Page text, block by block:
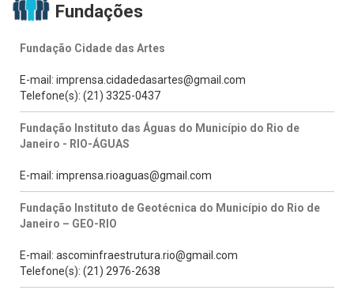
Fundações
Fundação Cidade das Artes
E-mail: imprensa.cidadedasartes@gmail.com
Telefone(s): (21) 3325-0437
Fundação Instituto das Águas do Município do Rio de
Janeiro - RIO-ÁGUAS
E-mail: imprensa.rioaguas@gmail.com
Fundação Instituto de Geotécnica do Município do Rio de
Janeiro – GEO-RIO
E-mail: ascominfraestrutura.rio@gmail.com
Telefone(s): (21) 2976-2638